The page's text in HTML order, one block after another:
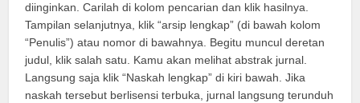
diinginkan. Carilah di kolom pencarian dan klik hasilnya.
Tampilan selanjutnya, klik “arsip lengkap” (di bawah kolom
“Penulis”) atau nomor di bawahnya. Begitu muncul deretan
judul, klik salah satu. Kamu akan melihat abstrak jurnal.
Langsung saja klik “Naskah lengkap” di kiri bawah. Jika
naskah tersebut berlisensi terbuka, jurnal langsung terunduh